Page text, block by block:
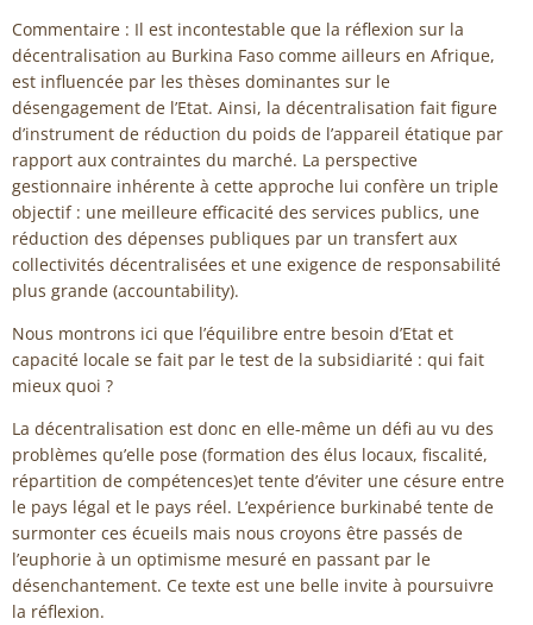
Commentaire : Il est incontestable que la réflexion sur la
décentralisation au Burkina Faso comme ailleurs en Afrique,
est influencée par les thèses dominantes sur le
désengagement de l’Etat. Ainsi, la décentralisation fait figure
d’instrument de réduction du poids de l’appareil étatique par
rapport aux contraintes du marché. La perspective
gestionnaire inhérente à cette approche lui confère un triple
objectif : une meilleure efficacité des services publics, une
réduction des dépenses publiques par un transfert aux
collectivités décentralisées et une exigence de responsabilité
plus grande (accountability).
Nous montrons ici que l’équilibre entre besoin d’Etat et
capacité locale se fait par le test de la subsidiarité : qui fait
mieux quoi ?
La décentralisation est donc en elle-même un défi au vu des
problèmes qu’elle pose (formation des élus locaux, fiscalité,
répartition de compétences)et tente d’éviter une césure entre
le pays légal et le pays réel. L’expérience burkinabé tente de
surmonter ces écueils mais nous croyons être passés de
l’euphorie à un optimisme mesuré en passant par le
désenchantement. Ce texte est une belle invite à poursuivre
la réflexion.